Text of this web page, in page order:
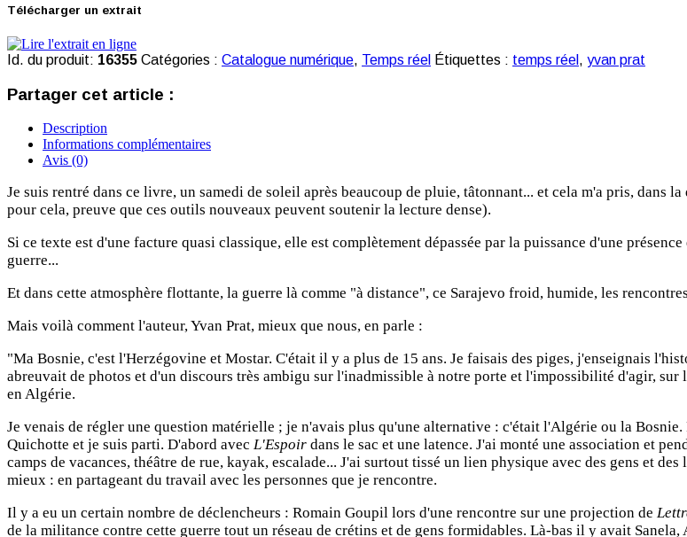
Télécharger un extrait
Id. du produit: 16355 Catégories : Catalogue numérique, Temps réel Étiquettes : temps réel , yvan prat
Partager cet article :
Description
Informations complémentaires
Avis (0)
Je suis rentré dans ce livre, un samedi de soleil après beaucoup de pluie, tâtonnant... et cela m'a pris, dans
pour cela, preuve que ces outils nouveaux peuvent soutenir la lecture dense).
Si ce texte est d'une facture quasi classique, elle est complètement dépassée par la puissance d'une
guerre...
Et dans cette atmosphère flottante, la guerre là comme "à distance", ce Sarajevo froid, humide, les
Mais voilà comment l'auteur, Yvan Prat, mieux que nous, en parle :
"Ma Bosnie, c'est l'Herzégovine et Mostar. C'était il y a plus de 15 ans. Je faisais des piges, j'enseignais
abreuvait de photos et d'un discours très ambigu sur l'inadmissible à notre porte et l'impossibilité d'agir,
en Algérie.
Je venais de régler une question matérielle ; je n'avais plus qu'une alternative : c'était l'Algérie ou la
Quichotte et je suis parti. D'abord avec L'Espoir dans le sac et une latence. J'ai monté une association et
camps de vacances, théâtre de rue, kayak, escalade... J'ai surtout tissé un lien physique avec des gens et
mieux : en partageant du travail avec les personnes que je rencontre.
Il y a eu un certain nombre de déclencheurs : Romain Goupil lors d'une rencontre sur une projection de
de la militance contre cette guerre tout un réseau de crétins et de gens formidables. Là-bas il y avait